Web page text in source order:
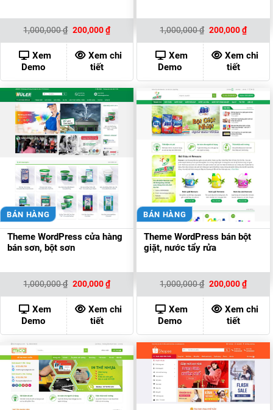
1,000,000₫ Giá
là:
1,000,000 ₫.
200,000₫Giá
hiện
tại
là:
200,000 ₫.
Xem
Demo
Xem chi
tiết
1,000,000₫ Giá
là:
1,000,000 ₫.
200,000₫Giá
hiện
tại
là:
Xem
Demo
Xem chi
tiết
BÁN HÀNG
Theme WordPress cửa hàng
bán sơn, bột sơn
1,000,000₫ Giá
là:
1,000,000 ₫.
200,000₫Giá
hiện
tại
là:
200,000 ₫.
Xem
Demo
Xem chi
tiết
BÁN HÀNG
Theme WordPress bán bột
giặt, nước tẩy rửa
1,000,000₫ Giá
là:
1,000,000 ₫.
200,000₫Giá
hiện
tại
là:
Xem
Demo
Xem chi
tiết